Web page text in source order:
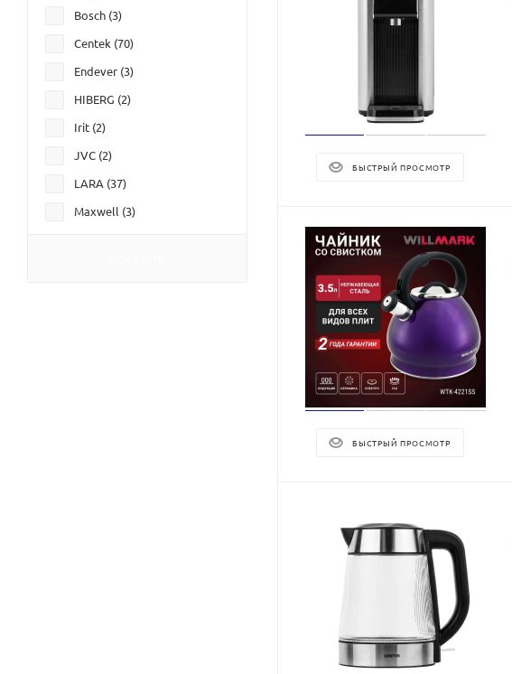
БЫСТРЫЙ ПРОСМОТР
БЫСТРЫЙ ПРОСМОТР
Bosch (3)
Centek (70)
Endever (3)
HIBERG (2)
Irit (2)
JVC (2)
LARA (37)
Maxwell (3)